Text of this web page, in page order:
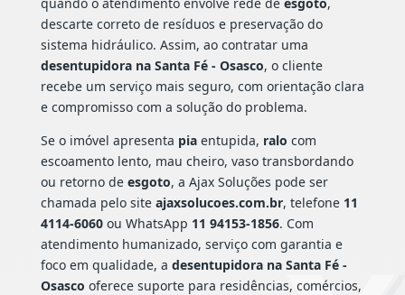
descarte correto de resíduos e preservação do
sistema hidráulico. Assim, ao contratar uma
desentupidora na Santa Fé - Osasco, o cliente
recebe um serviço mais seguro, com orientação clara
e compromisso com a solução do problema.
Se o imóvel apresenta piaentupida, ralo com
escoamento lento, mau cheiro, vaso transbordando
ou retorno de esgoto, a Ajax Soluções pode ser
chamada pelo site ajaxsolucoes.com.br, telefone 11
4114-6060ou WhatsApp 11 94153-1856. Com
atendimento humanizado, serviço com garantia e
foco em qualidade, a desentupidora na Santa Fé -
Osasco oferece suporte para residências, comércios,